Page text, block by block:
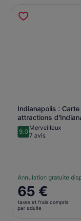
Indianapolis :
attractions
9.09.0 sur 10
Merveilleux
7 avis
Annulation gratuite
Le
prix
est
65 €
taxes et frais compris
par adulte